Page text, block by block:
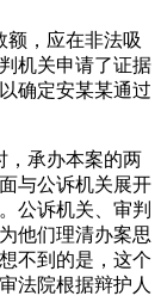
额，应在非法吸
机关申请了证据
确定安某某通过
，承办本案的两
与公诉机关展开
公诉机关、审判
他们理清办案思
不到的是，这个
法院根据辩护人